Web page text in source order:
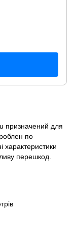
призначений для
по
характеристики
перешкод.